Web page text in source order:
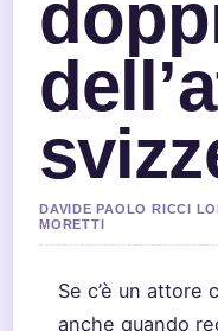
DAVIDE PAOLO RICCI
MORETTI
Se c’è un
anche quando